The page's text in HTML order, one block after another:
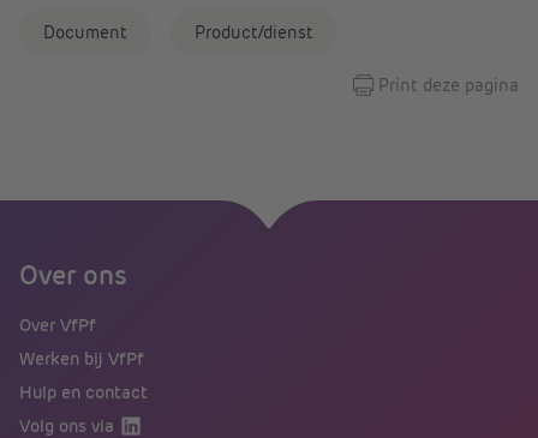
Document Product/dienst
Print deze pagina
Over ons
Over VfPf
Werken bij VfPf
Hulp en contact
Volg ons via